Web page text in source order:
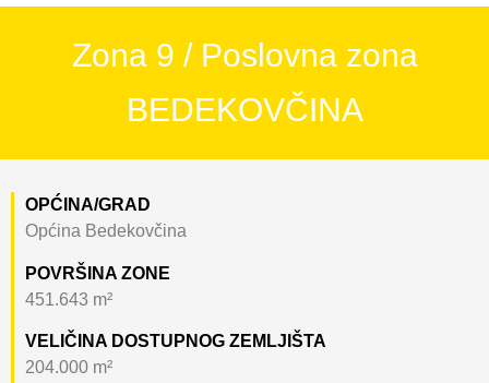
Zona 9 / Poslovna zona
BEDEKOVČINA
OPĆINA/GRAD
Općina Bedekovčina
POVRŠINA ZONE
451.643 m²
VELIČINA DOSTUPNOG ZEMLJIŠTA
204.000 m²